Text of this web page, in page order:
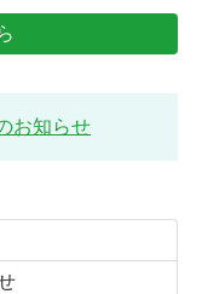
お知らせ